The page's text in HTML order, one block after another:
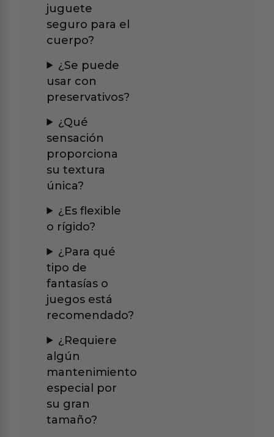
juguete
seguro para el
cuerpo?
¿Se puede
usar con
preservativos?
¿Qué
sensación
proporciona
su textura
única?
¿Es flexible
o rígido?
¿Para qué
tipo de
fantasías o
juegos está
recomendado?
¿Requiere
algún
mantenimiento
especial por
su gran
tamaño?